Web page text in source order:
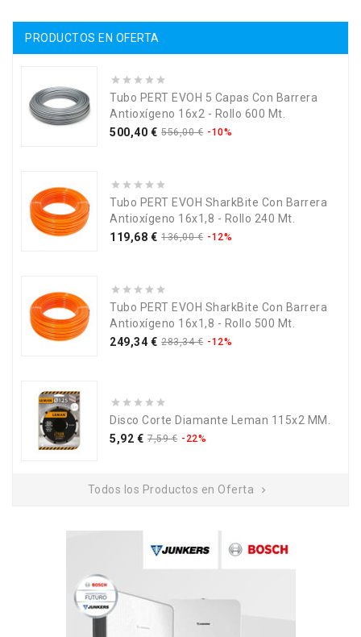
PRODUCTOS EN OFERTA
Tubo PERT EVOH 5 Capas Con Barrera
Antioxígeno 16x2 - Rollo 600 Mt.
500,40 € 556,00 € -10%
Tubo PERT EVOH SharkBite Con Barrera
Antioxígeno 16x1,8 - Rollo 240 Mt.
119,68 € 136,00 € -12%
Tubo PERT EVOH SharkBite Con Barrera
Antioxígeno 16x1,8 - Rollo 500 Mt.
249,34 € 283,34 € -12%
Disco Corte Diamante Leman 115x2 MM.
5,92 € 7,59 € -22%
Todos los Productos en Oferta 